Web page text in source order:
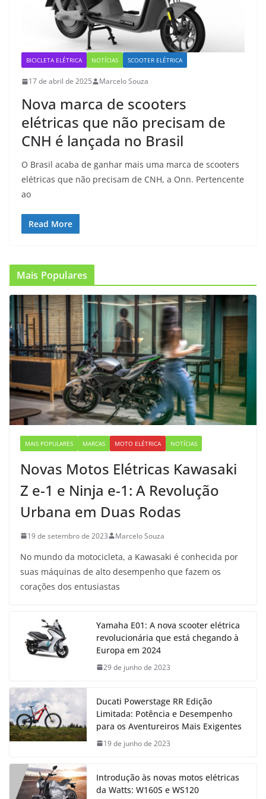
BICICLETA ELÉTRICA NOTÍCIAS SCOOTER ELÉTRICA
17 de abril de 2025 Marcelo Souza
Nova marca de scooters
elétricas que não precisam de
CNH é lançada no Brasil
O Brasil acaba de ganhar mais uma marca de scooters
elétricas que não precisam de CNH, a Onn. Pertencente
ao
Read More
Mais Populares
MAIS POPULARES MARCAS MOTO ELÉTRICA NOTÍCIAS
Novas Motos Elétricas Kawasaki
Z e-1 e Ninja e-1: A Revolução
Urbana em Duas Rodas
19 de setembro de 2023 Marcelo Souza
No mundo da motocicleta, a Kawasaki é conhecida por
suas máquinas de alto desempenho que fazem os
corações dos entusiastas
Yamaha E01: A nova scooter elétrica
revolucionária que está chegando à
Europa em 2024
29 de junho de 2023
Ducati Powerstage RR Edição
Limitada: Potência e Desempenho
para os Aventureiros Mais Exigentes
19 de junho de 2023
Introdução às novas motos elétricas
da Watts: W160S e WS120